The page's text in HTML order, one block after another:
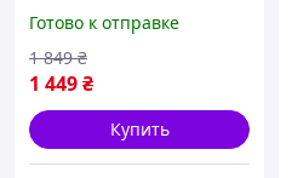
Мужской стильный
комплект NBA худи и
штаны и логотипом
бренда
Готово к отправке
1 449₴
1 849 ₴
Купить